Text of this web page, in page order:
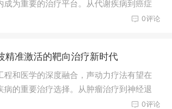
成为重要的治疗平台。从代谢疾病到癌症
预防医学，这种创新的活体药物正在开辟
0评论
精准激活的靶向治疗新时代
程和医学的深度融合，声动力疗法有望在
病的重要治疗选择。从肿瘤治疗到神经退
疗到组织工程，这种无创、精准的治疗方
0评论